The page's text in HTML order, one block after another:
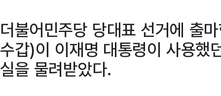
더불어민주당 당대표 선거에 출
수갑)이 이재명 대통령이 사용
실을 물려받았다.